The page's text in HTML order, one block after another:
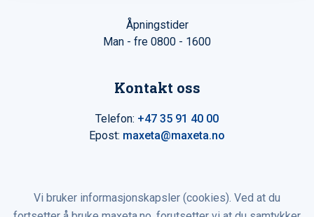
Åpningstider
Man - fre 0800 - 1600
Kontakt oss
Telefon: +47 35 91 40 00
Epost: maxeta@maxeta.no
Vi bruker informasjonskapsler (cookies). Ved at du